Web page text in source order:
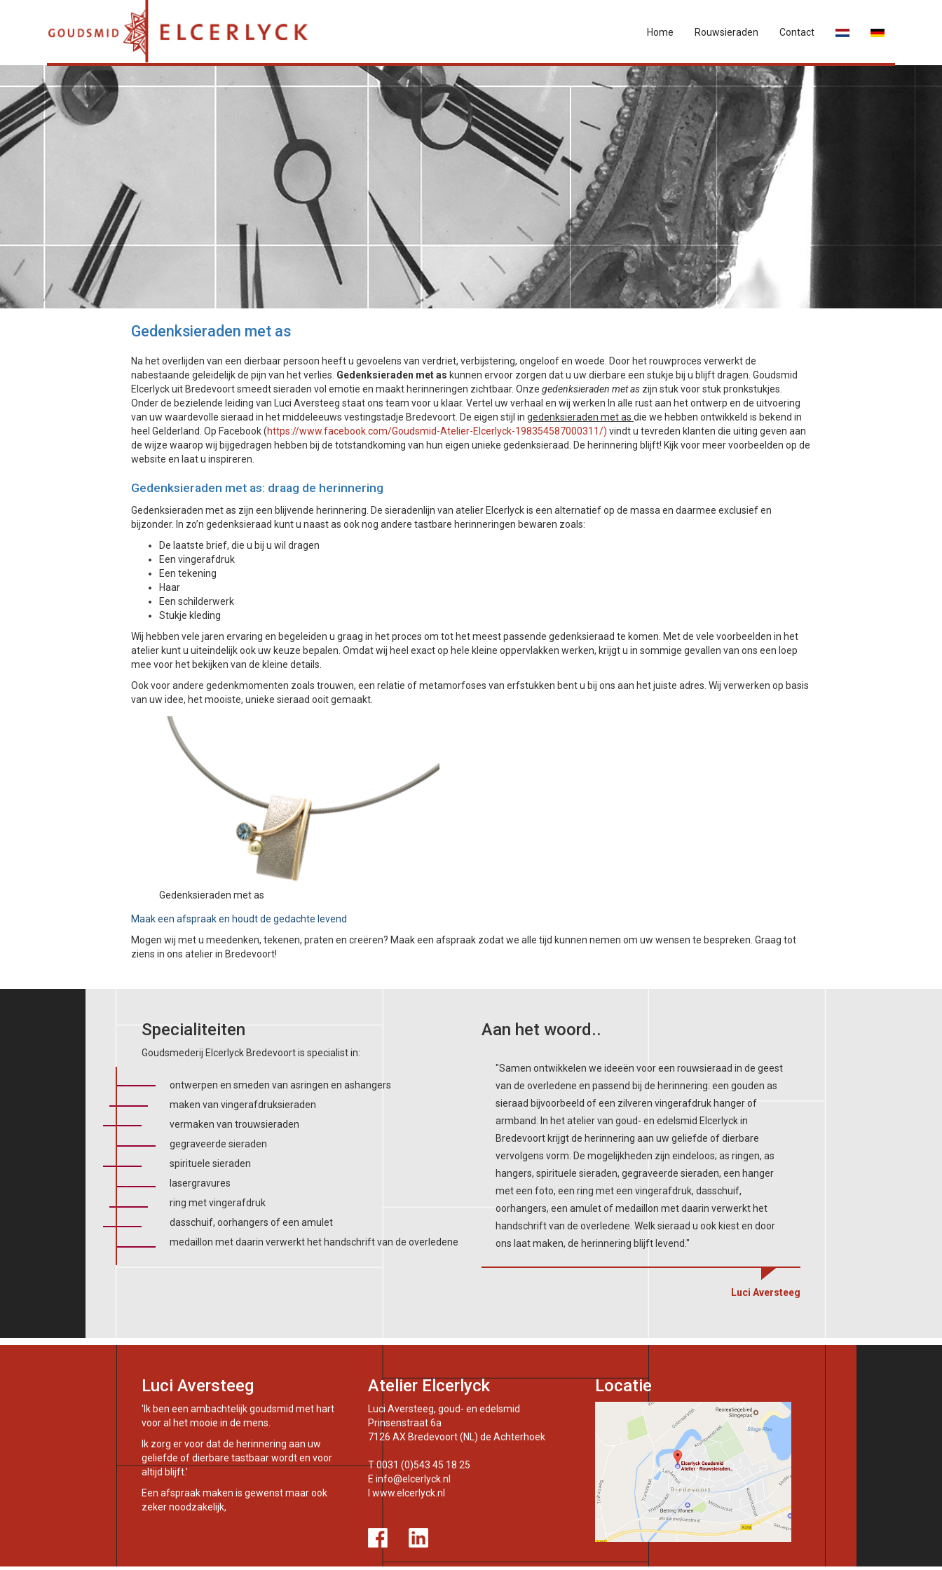
Home Rouwsieraden Contact
Gedenksieraden met as
Na het overlijden van een dierbaar persoon heeft u gevoelens van verdriet, verbijstering, ongeloof en woede. Door het rouwproces verwerkt de
nabestaande geleidelijk de pijn van het verlies. Gedenksieraden met as kunnen ervoor zorgen dat u uw dierbare een stukje bij u blijft dragen. Goudsmid
Elcerlyck uit Bredevoort smeedt sieraden vol emotie en maakt herinneringen zichtbaar. Onze gedenksieraden met as zijn stuk voor stuk pronkstukjes.
Onder de bezielende leiding van Luci Aversteeg staat ons team voor u klaar. Vertel uw verhaal en wij werken In alle rust aan het ontwerp en de uitvoering
van uw waardevolle sieraad in het middeleeuws vestingstadje Bredevoort. De eigen stijl in gedenksieraden met as die we hebben ontwikkeld is bekend in
heel Gelderland. Op Facebook (https://www.facebook.com/Goudsmid-Atelier-Elcerlyck-198354587000311/) vindt u tevreden klanten die uiting geven aan
de wijze waarop wij bijgedragen hebben bij de totstandkoming van hun eigen unieke gedenksieraad. De herinnering blijft! Kijk voor meer voorbeelden op de
website en laat u inspireren.
Gedenksieraden met as: draag de herinnering
Gedenksieraden met as zijn een blijvende herinnering. De sieradenlijn van atelier Elcerlyck is een alternatief op de massa en daarmee exclusief en
bijzonder. In zo’n gedenksieraad kunt u naast as ook nog andere tastbare herinneringen bewaren zoals:
De laatste brief, die u bij u wil dragen
Een vingerafdruk
Een tekening
Haar
Een schilderwerk
Stukje kleding
Wij hebben vele jaren ervaring en begeleiden u graag in het proces om tot het meest passende gedenksieraad te komen. Met de vele voorbeelden in het
atelier kunt u uiteindelijk ook uw keuze bepalen. Omdat wij heel exact op hele kleine oppervlakken werken, krijgt u in sommige gevallen van ons een loep
mee voor het bekijken van de kleine details.
Ook voor andere gedenkmomenten zoals trouwen, een relatie of metamorfoses van erfstukken bent u bij ons aan het juiste adres. Wij verwerken op basis
van uw idee, het mooiste, unieke sieraad ooit gemaakt.
Gedenksieraden met as
Maak een afspraak en houdt de gedachte levend
Mogen wij met u meedenken, tekenen, praten en creëren? Maak een afspraak zodat we alle tijd kunnen nemen om uw wensen te bespreken. Graag tot
ziens in ons atelier in Bredevoort!
Specialiteiten
Goudsmederij Elcerlyck Bredevoort is specialist in:
ontwerpen en smeden van asringen en ashangers
maken van vingerafdruksieraden
vermaken van trouwsieraden
gegraveerde sieraden
spirituele sieraden
lasergravures
ring met vingerafdruk
dasschuif, oorhangers of een amulet
medaillon met daarin verwerkt het handschrift van de overledene
Aan het woord..
"Samen ontwikkelen we ideeën voor een rouwsieraad in de geest
van de overledene en passend bij de herinnering: een gouden as
sieraad bijvoorbeeld of een zilveren vingerafdruk hanger of
armband. In het atelier van goud- en edelsmid Elcerlyck in
Bredevoort krijgt de herinnering aan uw geliefde of dierbare
vervolgens vorm. De mogelijkheden zijn eindeloos; as ringen, as
hangers, spirituele sieraden, gegraveerde sieraden, een hanger
met een foto, een ring met een vingerafdruk, dasschuif,
oorhangers, een amulet of medaillon met daarin verwerkt het
handschrift van de overledene. Welk sieraad u ook kiest en door
ons laat maken, de herinnering blijft levend."
Luci Aversteeg
Luci Aversteeg
'Ik ben een ambachtelijk goudsmid met hart
voor al het mooie in de mens.
Ik zorg er voor dat de herinnering aan uw
geliefde of dierbare tastbaar wordt en voor
altijd blijft.'
Een afspraak maken is gewenst maar ook
zeker noodzakelijk,
Atelier Elcerlyck
Luci Aversteeg, goud- en edelsmid
Prinsenstraat 6a
7126 AX Bredevoort (NL) de Achterhoek
T0031 (0)543 45 18 25
Einfo@elcerlyck.nl
Iwww.elcerlyck.nl
Locatie